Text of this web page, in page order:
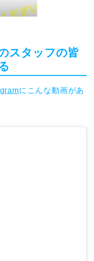
スタッフの皆
にこんな動画があ